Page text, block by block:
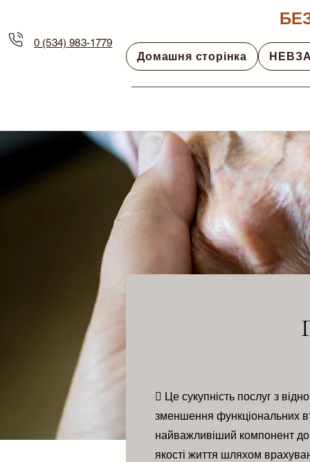
0 (534) 983-1779
Домашня сторінка
 Це сукупність послуг з
зменшення функціональних
найважливіший компонент
якості життя шляхом